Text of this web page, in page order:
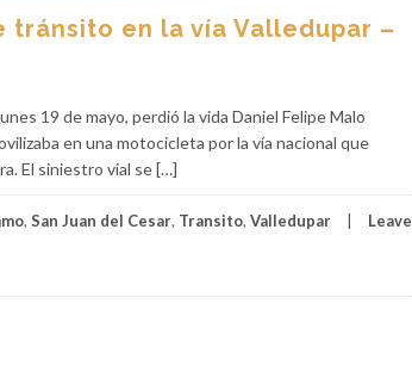
en la vía Valledupar –
19 de mayo, perdió la vida Daniel Felipe Malo
en una motocicleta por la vía nacional que
El siniestro vial se […]
, San Juan del Cesar, Transito, Valledupar Leave